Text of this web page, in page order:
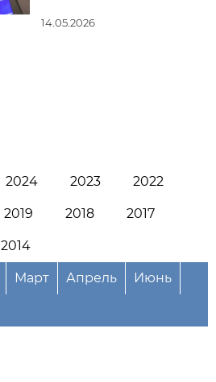
14.05.2026
2024 2023 2022
2019 2018 2017
2014
Март Апрель Июнь